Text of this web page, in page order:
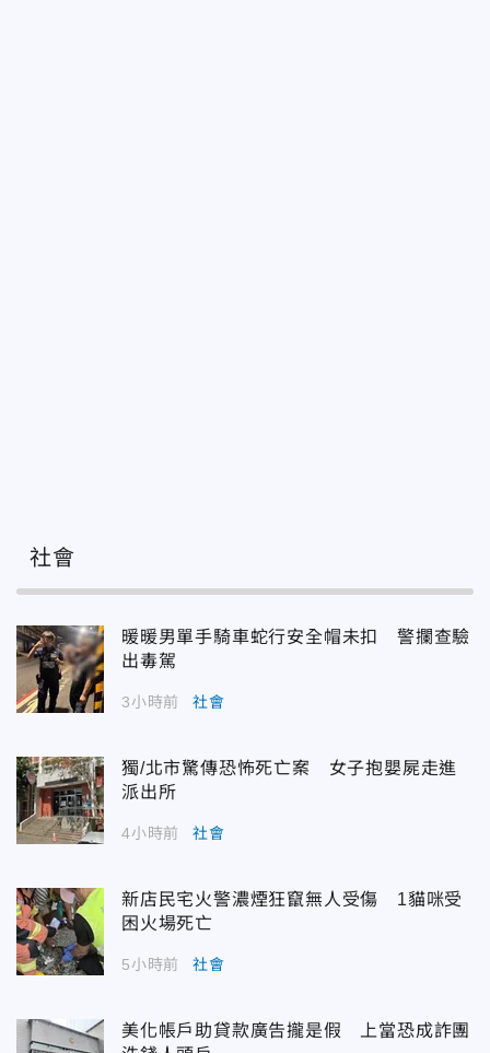
社會
暖暖男單手騎車蛇行安全帽未扣 警攔查驗
出毒駕
3小時前 社會
獨/北市驚傳恐怖死亡案 女子抱嬰屍走進
派出所
4小時前 社會
新店民宅火警濃煙狂竄無人受傷 1貓咪受
困火場死亡
5小時前 社會
美化帳戶助貸款廣告攏是假 上當恐成詐團